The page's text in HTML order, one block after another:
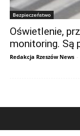
Bezpieczeństwo
Oświetlenie,
monitoring. Są
Redakcja Rzeszów News -